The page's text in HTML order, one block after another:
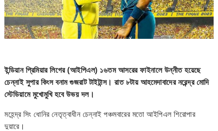
ইন্ডিয়ান প্রিমিয়ার লিগের (আইপিএল) ১৬তম আসরের ফাইনালে উন্নীত হয়েছে
চেন্নাই সুপার কিংস বনাম গুজরাট টাইটান্স। রাত ৮টায় আহমেদাবাদের নরেন্দ্র মোদি
স্টেডিয়ামে মুখোমুখি হবে উভয় দল।
মহেন্দ্র সিং ধোনির নেতৃত্বাধীন চেন্নাই পঞ্চমবারের মতো আইপিএল শিরোপার
দুয়ারে।